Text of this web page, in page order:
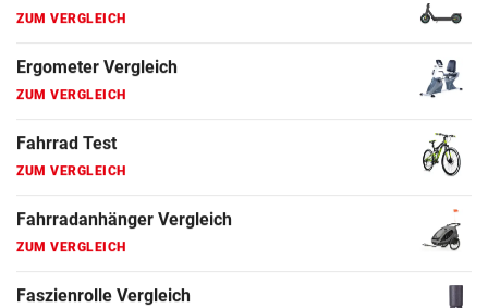
Fahrrad Test
Fahrradanhänger Vergleich
Faszienrolle Vergleich
Hoverboard Vergleich